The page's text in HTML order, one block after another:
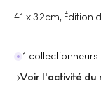
41 x 32cm, Édition
Technique
Intaglio
Année: 1929
Signé
Oui
1
Voir l'activité du